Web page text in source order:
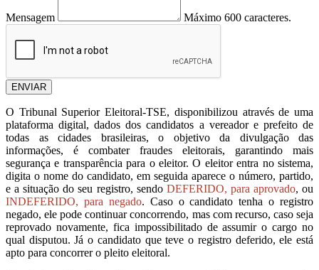
Mensagem Máximo 600 caracteres.
ENVIAR
O Tribunal Superior Eleitoral-TSE, disponibilizou através de uma
plataforma digital, dados dos candidatos a vereador e prefeito de
todas as cidades brasileiras, o objetivo da divulgação das
informações, é combater fraudes eleitorais, garantindo mais
segurança e transparência para o eleitor. O eleitor entra no sistema,
digita o nome do candidato, em seguida aparece o número, partido,
e a situação do seu registro, sendo DEFERIDO, para aprovado, ou
INDEFERIDO, para negado. Caso o candidato tenha o registro
negado, ele pode continuar concorrendo, mas com recurso, caso seja
reprovado novamente, fica impossibilitado de assumir o cargo no
qual disputou. Já o candidato que teve o registro deferido, ele está
apto para concorrer o pleito eleitoral.